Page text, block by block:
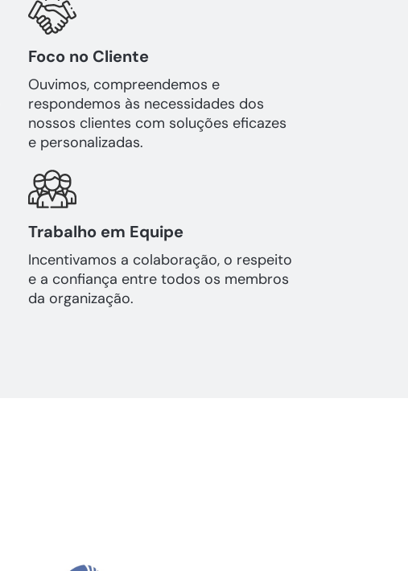
Foco no Cliente
Ouvimos, compreendemos e
respondemos às necessidades dos
nossos clientes com soluções eficazes
e personalizadas.
Trabalho em Equipe
Incentivamos a colaboração, o respeito
e a confiança entre todos os membros
da organização.